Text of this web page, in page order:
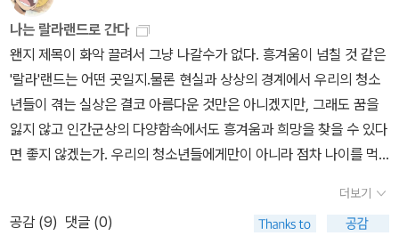
물에 의문을 품고 대화를 걸었던 그에게, 고양이는 더없이 좋은 철학
적 대상이 되어주었다. 몽테뉴가 자신과 고양이의 관계를 통해 흥미
로운 성찰을 보여주는 내용은 그의 저서 <에세>를 통틀어 가장 유명
한 부분이기도 하다. 제목을 잘 뽑았다고 말하지 않을 수 없다. 이 전
에도 한 번 쓰려다 말았는데, 트렌디한 책을 파는 홍대의 인디서점에
서 이 책 파는 거 보고, 설마 고양이 책으로 아는 걸까? 싶었다. 얇지
만, 만만한 책이 아닌데, 차라리, 몽테뉴를 읽는게 더 술술 읽히는데.
사사키 아타루 <잘라라, 기도하는 그 손을> 현재 일본 사상계에
에서 대표적인 비평가로 자리 잡은 아사다 아키라, 아즈마 히로키의
끝에 작품 1번으로 선정했다고 한다. 을유문화사판에서는 <젊은 베
르터의 고통>이라고 해서 그나마 성에 찼는데 이번에는 아예 원 의미
와 통하도록 고뇌로 번역을 했다. 잘 된 일이라고 본다. (사실 '슬픔'은
정말 아니기때문이다..) 2번은 미국의 흑인작가 리처드 라이트의 <미
국의 아들>인데, 좀 알아보니 창비에서 1993년에 <토박이>라는 제
목으로 출간된적이 있다. 원제가 이다보니 제목 붙이기가 까다로운듯
하다. 내용이야 봐야 알겠지만 <미국의 아들>은 너무 쌩뚱맞은거 아
닌가 모르겠다. 세번째 작품으로는 세르반테스의 <돈 끼호테>가 나
왔다. 시공사판 <돈키호테>의 아성을 무너뜨릴 수 있을 것인가?
나는 랄라랜드로 간다
왠지 제목이 화악 끌려서 그냥 나갈수가 없다. 흥겨움이 넘칠 것 같은
'랄라'랜드는 어떤 곳일지.물론 현실과 상상의 경계에서 우리의 청소
년들이 겪는 실상은 결코 아름다운 것만은 아니겠지만, 그래도 꿈을
잃지 않고 인간군상의 다양함속에서도 흥겨움과 희망을 찾을 수 있다
면 좋지 않겠는가. 우리의 청소년들에게만이 아니라 점차 나이를 먹
에게도 랄라랜드로의 초대장이 날아들었으면 좋겠다.... 이런 생각을
하고 있을 때 눈에 띄는 우타노 쇼고의 '우리집에 놀러오세요'는 책읽
더보기
공감 (9) 댓글 (0)